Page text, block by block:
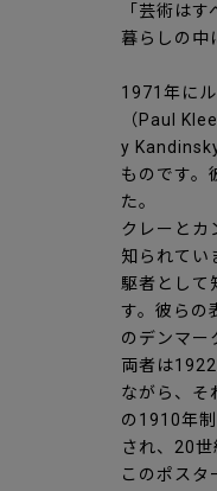
「芸術は
暮らしの中
1971年に
（Paul
y
ものです。
た。
クレーとカ
知られてい
駆者として
す。彼らの
のデンマー
両者は
ながら、そ
の1910年
され、20
このポスタ